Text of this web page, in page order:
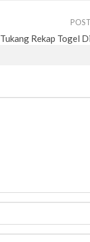
Tukang Rekap Togel